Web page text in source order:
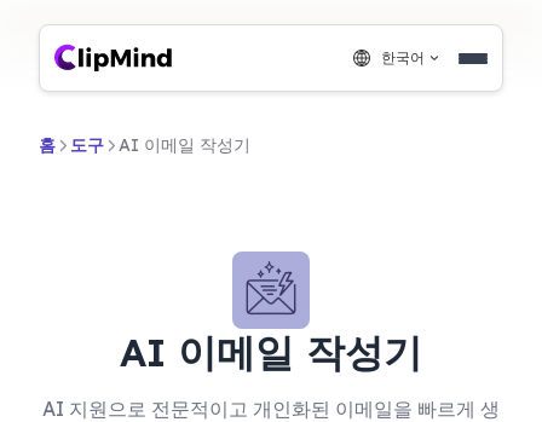
한국어
홈 도구 AI 이메일 작성기
AI 이메일 작성기
AI 지원으로 전문적이고 개인화된 이메일을 빠르게 생